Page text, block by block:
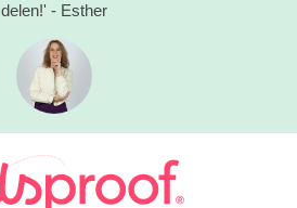
delen!' - Esther